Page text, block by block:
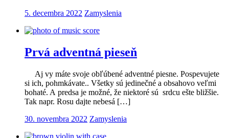
5. decembra 2022 Zamyslenia
Prvá adventná pieseň
Aj vy máte svoje obľúbené adventné piesne. Pospevujete
si ich, pohmkávate.. Všetky sú jedinečné a obsahovo veľmi
bohaté. A predsa je možné, že niektoré sú srdcu ešte bližšie.
Tak napr. Rosu dajte nebesá […]
30. novembra 2022 Zamyslenia